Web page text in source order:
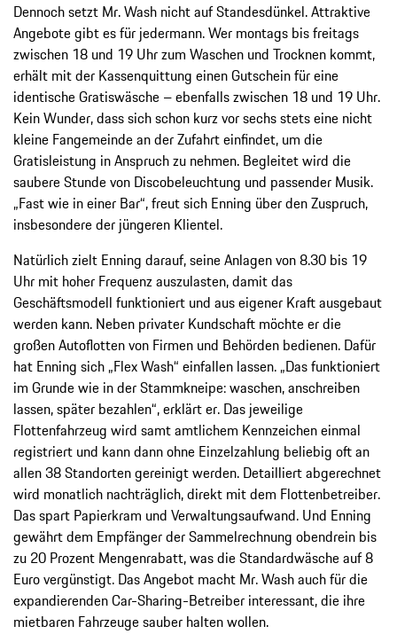
Dennoch setzt Mr. Wash nicht auf Standesdünkel. Attraktive
Angebote gibt es für jedermann. Wer montags bis freitags
zwischen 18 und 19 Uhr zum Waschen und Trocknen kommt,
erhält mit der Kassenquittung einen Gutschein für eine
identische Gratiswäsche – ebenfalls zwischen 18 und 19 Uhr.
Kein Wunder, dass sich schon kurz vor sechs stets eine nicht
kleine Fangemeinde an der Zufahrt einfindet, um die
Gratisleistung in Anspruch zu nehmen. Begleitet wird die
saubere Stunde von Discobeleuchtung und passender Musik.
„Fast wie in einer Bar“, freut sich Enning über den Zuspruch,
insbesondere der jüngeren Klientel.
Natürlich zielt Enning darauf, seine Anlagen von 8.30 bis 19
Uhr mit hoher Frequenz auszulasten, damit das
Geschäftsmodell funktioniert und aus eigener Kraft ausgebaut
werden kann. Neben privater Kundschaft möchte er die
großen Autoflotten von Firmen und Behörden bedienen. Dafür
hat Enning sich „Flex Wash“ einfallen lassen. „Das funktioniert
im Grunde wie in der Stammkneipe: waschen, anschreiben
lassen, später bezahlen“, erklärt er. Das jeweilige
Flottenfahrzeug wird samt amtlichem Kennzeichen einmal
registriert und kann dann ohne Einzelzahlung beliebig oft an
allen 38 Standorten gereinigt werden. Detailliert abgerechnet
wird monatlich nachträglich, direkt mit dem Flottenbetreiber.
Das spart Papierkram und Verwaltungsaufwand. Und Enning
gewährt dem Empfänger der Sammelrechnung obendrein bis
zu 20 Prozent Mengenrabatt, was die Standardwäsche auf 8
Euro vergünstigt. Das Angebot macht Mr. Wash auch für die
expandierenden Car-Sharing-Betreiber interessant, die ihre
mietbaren Fahrzeuge sauber halten wollen.